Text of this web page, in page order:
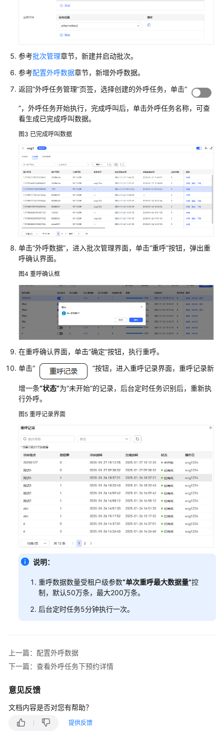
置
移
客
服
配
置
媒
体
渠
道
机
器
人
理
Journey
分
析
外
呼
监
质
管
理
管
中
心
管
理
户
参考批次管理章节，新建并启动批次。
参考配置外呼数据章节，新增外呼数据。
返回“外呼任务管理”页签，选择创建的外呼任务，单击“
”，外呼任务开始执行，完成呼叫后，单击外呼任务名称，可查
看生成已完成呼叫数据。
图3 已完成呼叫数据
单击“外呼数据”，进入批次管理界面，单击“重呼”按钮，弹出重
呼确认界面。
图4 重呼确认框
在重呼确认界面，单击“确定”按钮，执行重呼。
单击“ ”按钮，进入重呼记录界面，重呼记录新
增一条“状态”为“未开始”的记录，后台定时任务识别后，重新执
行外呼。
图5 重呼记录界面
说明：
重呼数据数量受租户级参数“单次重呼最大数据量”控
制，默认50万条，最大200万条。
后台定时任务5分钟执行一次。
上一篇：配置外呼数据
下一篇：查看外呼任务下预约详情
意见反馈
文档内容是否对您有帮助？
提供反馈